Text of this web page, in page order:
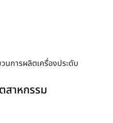
นการผลิตเครื่องประดับ
สาหกรรม